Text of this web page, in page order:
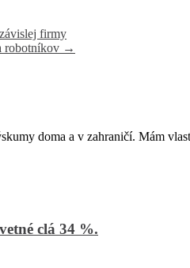
firmy
robotníkov →
doma a v zahraničí. Mám
clá 34 %.